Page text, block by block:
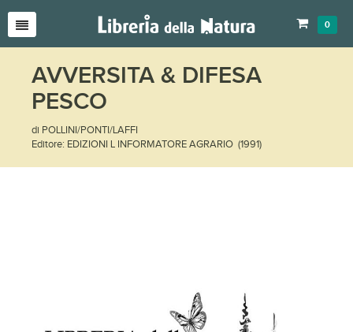
0
AVVERSITA & DIFESA
PESCO
di POLLINI/PONTI/LAFFI
Editore: EDIZIONI L INFORMATORE AGRARIO (1991)